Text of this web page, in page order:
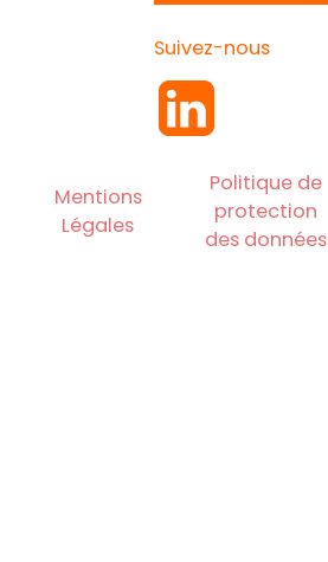
Suivez-nous
Mentions
Légales
Politique de
protection
des données